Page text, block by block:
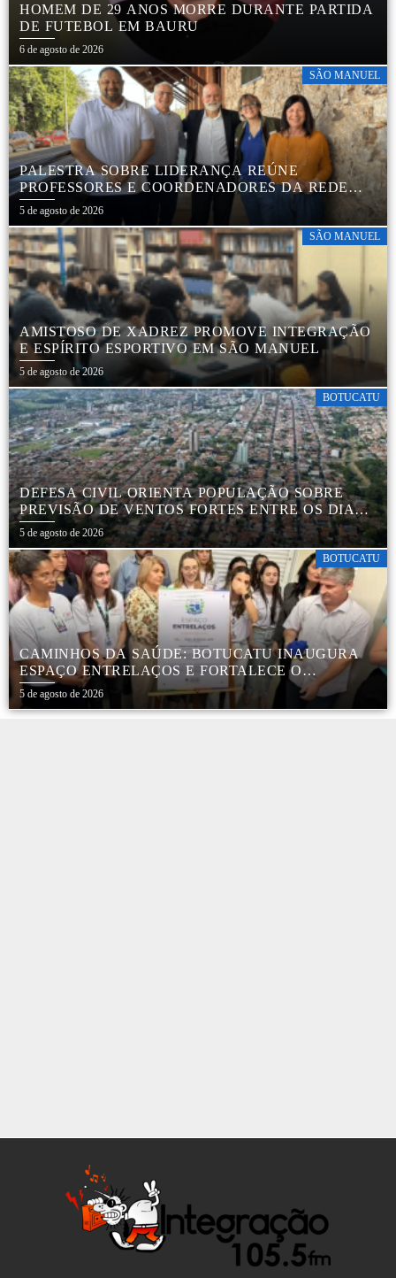
HOMEM DE 29 ANOS MORRE DURANTE PARTIDA
DE FUTEBOL EM BAURU
6 de agosto de 2026
SÃO MANUEL
PALESTRA SOBRE LIDERANÇA REÚNE
PROFESSORES E COORDENADORES DA REDE
MUNICIPAL
5 de agosto de 2026
SÃO MANUEL
AMISTOSO DE XADREZ PROMOVE INTEGRAÇÃO
E ESPÍRITO ESPORTIVO EM SÃO MANUEL
5 de agosto de 2026
BOTUCATU
DEFESA CIVIL ORIENTA POPULAÇÃO SOBRE
PREVISÃO DE VENTOS FORTES ENTRE OS DIAS 6
E 9 DE AGOSTO
5 de agosto de 2026
BOTUCATU
CAMINHOS DA SAÚDE: BOTUCATU INAUGURA
ESPAÇO ENTRELAÇOS E FORTALECE O
CUIDADO ESPECIALIZADO COM CRIANÇAS E
FAMÍLIAS
5 de agosto de 2026